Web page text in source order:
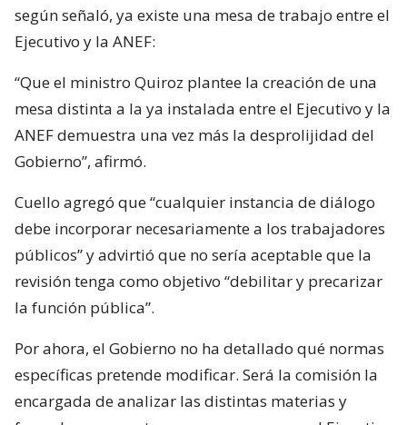
según señaló, ya existe una mesa de trabajo entre el
Ejecutivo y la ANEF:
“Que el ministro Quiroz plantee la creación de una
mesa distinta a la ya instalada entre el Ejecutivo y la
ANEF demuestra una vez más la desprolijidad del
Gobierno”, afirmó.
Cuello agregó que “cualquier instancia de diálogo
debe incorporar necesariamente a los trabajadores
públicos” y advirtió que no sería aceptable que la
revisión tenga como objetivo “debilitar y precarizar
la función pública”.
Por ahora, el Gobierno no ha detallado qué normas
específicas pretende modificar. Será la comisión la
encargada de analizar las distintas materias y